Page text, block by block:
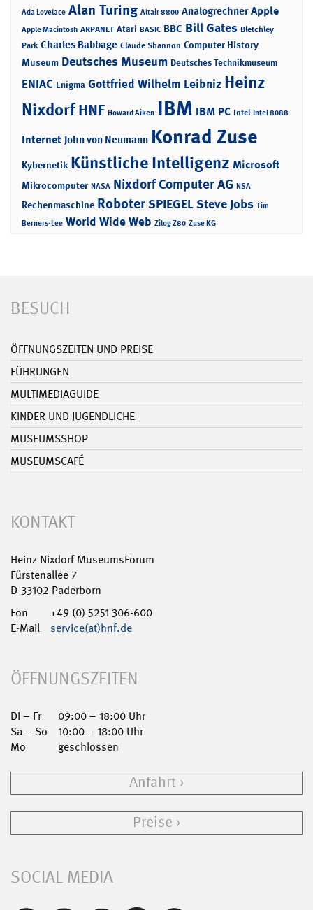
Ada Lovelace Alan Turing Altair 8800 Analogrechner Apple
Apple Macintosh ARPANET Atari BASIC BBC Bill Gates Bletchley
Park Charles Babbage Claude Shannon Computer History
Museum Deutsches Museum Deutsches Technikmuseum
ENIAC Enigma Gottfried Wilhelm Leibniz Heinz
NixdorfHNF Howard Aiken IBM IBM PC Intel Intel 8088
Internet John von Neumann Konrad Zuse
Kybernetik Künstliche Intelligenz Microsoft
Mikrocomputer NASA Nixdorf Computer AG NSA
Rechenmaschine RoboterSPIEGELSteve Jobs Tim
Berners-Lee World Wide Web Zilog Z80 Zuse KG
BESUCH
ÖFFNUNGSZEITEN UND PREISE
FÜHRUNGEN
MULTIMEDIAGUIDE
KINDER UND JUGENDLICHE
MUSEUMSSHOP
MUSEUMSCAFÉ
KONTAKT
Heinz Nixdorf MuseumsForum
Fürstenallee 7
D-33102 Paderborn
Fon
+49 (0) 5251 306-600
E-Mail
service(at)hnf.de
ÖFFNUNGSZEITEN
Di – Fr
09:00 – 18:00 Uhr
Sa – So
10:00 – 18:00 Uhr
Mo
geschlossen
Anfahrt
Preise
SOCIAL MEDIA